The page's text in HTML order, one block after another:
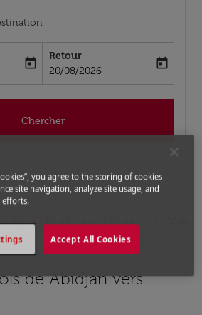
date-aria-label
today
Retour
fc-booking-return-date-aria-label
20/08/2026
today
Chercher
Vols pour République Tchèque
de Abidjan vers
pour les options populaires
you agree to the storing of cookies
site navigation, analyze site usage, and
efforts.
Accept All Cookies